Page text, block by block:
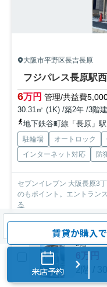
大阪市平野区長吉長原
フジパレス長原駅
6万円 管理/共益費
30.31㎡ (1K) /築2年 /3階建
地下鉄谷町線「長原」
駐輪場 オートロック
インターネット対応
防
セブンイレブン 大阪長原3
のもポイント。エントラン
る
募集中の部屋
2階
6万円
2階 /
検索条件を変更
賃貸か購入
来店予約